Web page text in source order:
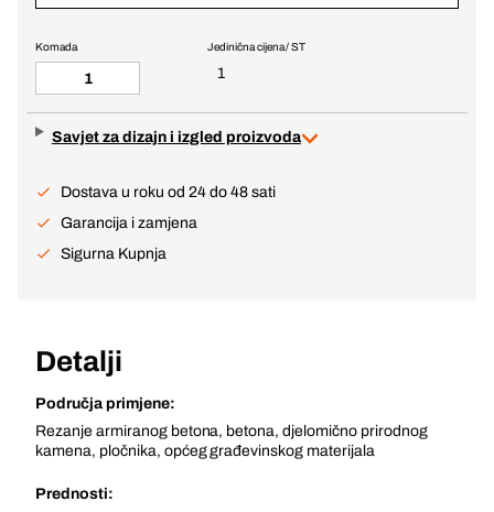
Jedinična cijena / ST
1
Komada
Savjet za dizajn i izgled proizvoda
Dostava u roku od 24 do 48 sati
Garancija i zamjena
Sigurna Kupnja
Detalji
Područja primjene:
Rezanje armiranog betona, betona, djelomično prirodnog
kamena, pločnika, općeg građevinskog materijala
Prednosti: